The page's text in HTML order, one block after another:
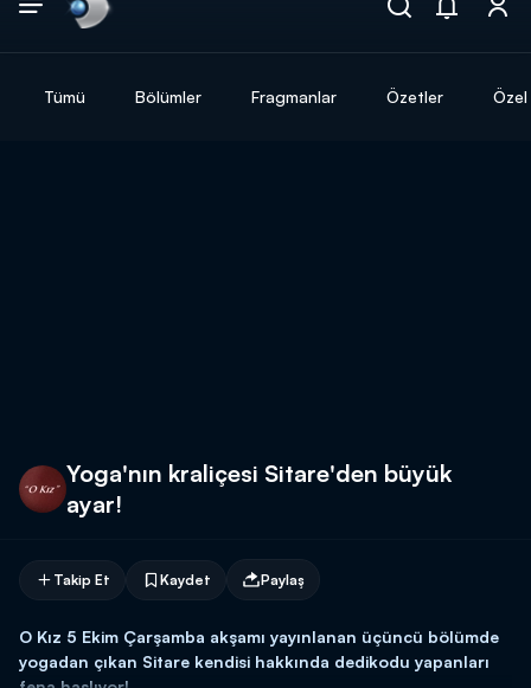
Tümü Bölümler Fragmanlar Özetler
Yoga'nın kraliçesi Sitare'den büyük
ayar!
Takip Et Kaydet Paylaş
O Kız 5 Ekim Çarşamba akşamı yayınlanan üçüncü bölümde
yogadan çıkan Sitare kendisi hakkında dedikodu yapanları